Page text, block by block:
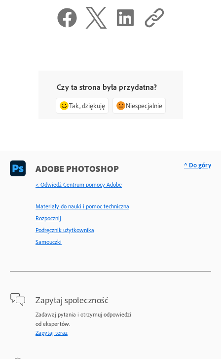
Czy ta strona była przydatna?
Tak, dziękuję Niespecjalnie
ADOBE PHOTOSHOP
< Odwiedź Centrum pomocy Adobe
Materiały do nauki i pomoc techniczna
Rozpocznij
Podręcznik użytkownika
Samouczki
Zapytaj społeczność
Zadawaj pytania i otrzymuj odpowiedzi
od ekspertów.
Zapytaj teraz
^ Do góry